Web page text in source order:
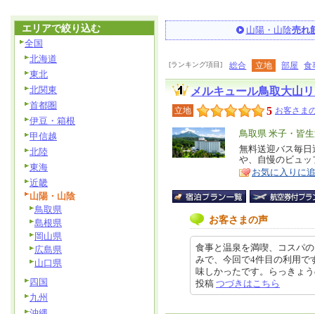
山陽・山陰売れ
[ランキング項目] 総合 立地 部屋 食
メルキュール鳥取大山
立地 5 お客さま
エ
リ
ア
鳥取県 米子・皆
特
徴
無料送迎バス毎
や、自慢のビュ
お気に入りに
お客さまの声
食事と温泉を満喫、コスパ
みで、今回で4件目の利用で
味しかったです。らっきょ
投稿 つづきはこちら
エリアで絞り込む
全国
北海道
東北
北関東
首都圏
伊豆・箱根
甲信越
北陸
東海
近畿
山陽・山陰
鳥取県
島根県
岡山県
広島県
山口県
四国
九州